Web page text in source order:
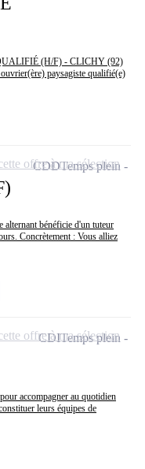
(H/F) - CLICHY (92)
paysagiste qualifié(e)
alternant bénéficie d'un tuteur
Concrètement : Vous alliez
CDDTemps plein
offre à ma sélection
accompagner au quotidien
leurs équipes de
CDITemps plein
offre à ma sélection